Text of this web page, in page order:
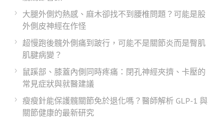
大腿外側灼熱感、麻木卻找不到腰椎問題？可能是股
外側皮神經在作怪
超慢跑後髖外側痛到跛行，可能不是關節炎而是臀肌
肌腱病變？
鼠蹊部、膝蓋內側同時疼痛：閉孔神經夾擠、卡壓的
常見症狀與就醫建議
瘦瘦針能保護髖關節免於退化嗎？醫師解析 GLP-1 與
關節健康的最新研究